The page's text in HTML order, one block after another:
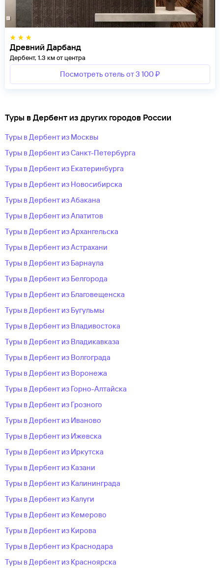
Древний Дарбанд
Дербент, 1.3 км от центра
Посмотреть отель от 3 100 ₽
Туры в Дербент из других городов России
Туры в Дербент из Москвы
Туры в Дербент из Санкт-Петербурга
Туры в Дербент из Екатеринбурга
Туры в Дербент из Новосибирска
Туры в Дербент из Абакана
Туры в Дербент из Апатитов
Туры в Дербент из Архангельска
Туры в Дербент из Астрахани
Туры в Дербент из Барнаула
Туры в Дербент из Белгорода
Туры в Дербент из Благовещенска
Туры в Дербент из Бугульмы
Туры в Дербент из Владивостока
Туры в Дербент из Владикавказа
Туры в Дербент из Волгограда
Туры в Дербент из Воронежа
Туры в Дербент из Горно-Алтайска
Туры в Дербент из Грозного
Туры в Дербент из Иваново
Туры в Дербент из Ижевска
Туры в Дербент из Иркутска
Туры в Дербент из Казани
Туры в Дербент из Калининграда
Туры в Дербент из Калуги
Туры в Дербент из Кемерово
Туры в Дербент из Кирова
Туры в Дербент из Краснодара
Туры в Дербент из Красноярска